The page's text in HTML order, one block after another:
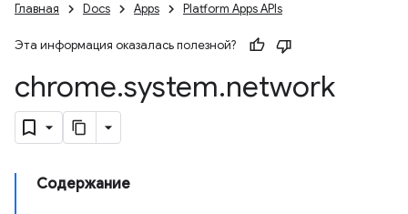
Главная Docs Apps Platform Apps APIs
Эта информация оказалась полезной?
chrome.system.network
Содержание